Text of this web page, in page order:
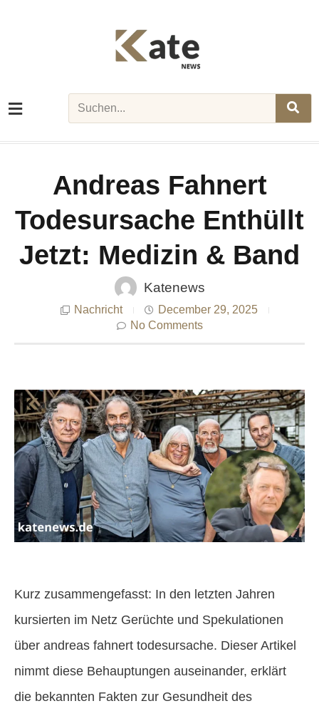
Andreas Fahnert
Todesursache Enthüllt
Jetzt: Medizin & Band
Katenews
Nachricht
December 29, 2025
No Comments
Kurz zusammengefasst: In den letzten Jahren
kursierten im Netz Gerüchte und Spekulationen
über andreas fahnert todesursache. Dieser Artikel
nimmt diese Behauptungen auseinander, erklärt
die bekannten Fakten zur Gesundheit des